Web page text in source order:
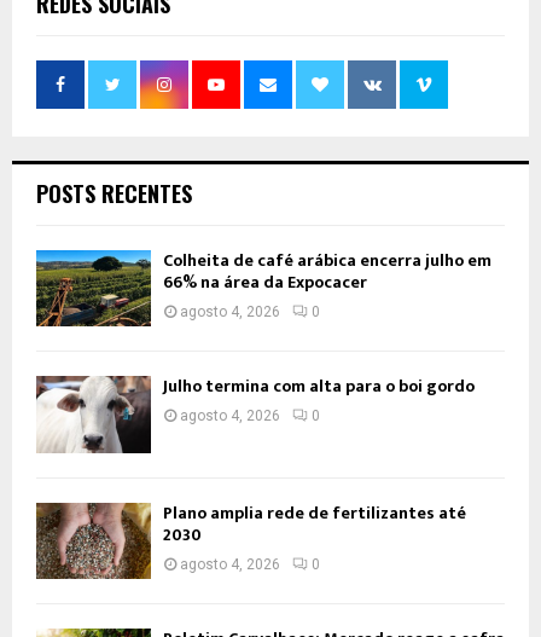
POSTS RECENTES
Colheita de café arábica encerra julho em
66% na área da Expocacer
agosto 4, 2026 0
Julho termina com alta para o boi gordo
agosto 4, 2026 0
Plano amplia rede de fertilizantes até
2030
agosto 4, 2026 0